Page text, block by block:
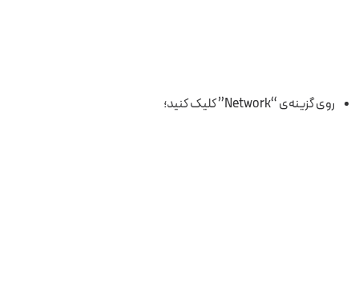
روی گزینه‌ی “Network” کلیک کنید؛